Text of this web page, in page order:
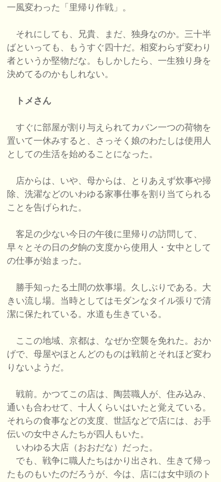
一風変わった「里帰り作戦」。
それにしても、兄貴、まだ、独身なのか。三十半
ばといっても、もうすぐ四十だ。相変わらず変わり
者というか堅物だな。もしかしたら、一生独り身を
決めてるのかもしれない。
トメさん
すぐに部屋が割り与えられてカバン一つの荷物を
置いて一休みすると、さっそく娘のわたしは使用人
としての生活を始めることになった。
店からは、いや、母からは、とりあえず炊事や掃
除、洗濯などのいわゆる家事仕事を割り当てられる
ことを告げられた。
客足の少ない今日の午後に里帰りの訪問して、
早々とその日の夕餉の支度から使用人・女中として
の仕事が始まった。
勝手知ったる土間の炊事場。久しぶりである。大
きい流し場。当時としてはモダンなタイル張りで清
潔に保たれている。水道も生きている。
ここの地域、京都は、なぜか空襲を免れた。おか
げで、母屋やほとんどのものは戦前とそれほど変わ
りないようだ。
戦前。かつてこの店は、陶芸職人が、住み込み、
通いも合わせて、十人くらいはいたと覚えている。
それらの食事などの支度、世話などで店には、お手
伝いの女中さんたちが四人もいた。
いわゆる大店（おおだな）だった。
でも、戦争に職人たちはかり出され、生きて帰っ
たものもいたのだろうが、今は、店には女中頭のト